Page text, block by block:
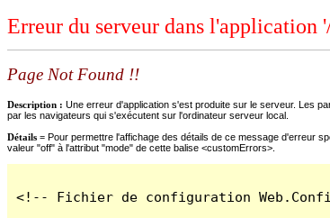
Erreur du serveur dans l'application
Page Not Found !!
Description : Une erreur d'application s'est produite sur le serveur. Les
par les navigateurs qui s'exécutent sur l'ordinateur serveur local.
Détails = Pour permettre l'affichage des détails de ce message d'erreur
valeur "off" à l'attribut "mode" de cette balise <customErrors>.
<!-- Fichier de configuration